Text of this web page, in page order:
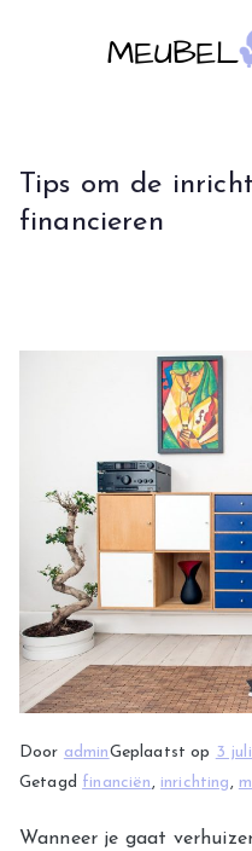
Tips om de
financieren
Door adminGeplaatst op 3
Getagd financiën, inrichting,
Wanneer je gaat